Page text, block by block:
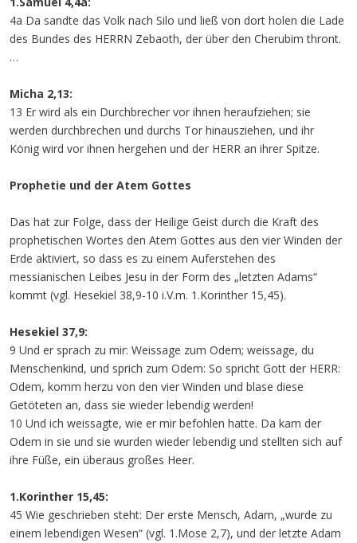
4a Da sandte das Volk nach Silo und ließ von dort holen die Lade
des Bundes des HERRN Zebaoth, der über den Cherubim thront.
…
Micha 2,13:
13 Er wird als ein Durchbrecher vor ihnen heraufziehen; sie
werden durchbrechen und durchs Tor hinausziehen, und ihr
König wird vor ihnen hergehen und der HERR an ihrer Spitze.
Prophetie und der Atem Gottes
Das hat zur Folge, dass der Heilige Geist durch die Kraft des
prophetischen Wortes den Atem Gottes aus den vier Winden der
Erde aktiviert, so dass es zu einem Auferstehen des
messianischen Leibes Jesu in der Form des „letzten Adams“
kommt (vgl. Hesekiel 38,9-10 i.V.m. 1.Korinther 15,45).
Hesekiel 37,9:
9 Und er sprach zu mir: Weissage zum Odem; weissage, du
Menschenkind, und sprich zum Odem: So spricht Gott der HERR:
Odem, komm herzu von den vier Winden und blase diese
Getöteten an, dass sie wieder lebendig werden!
10 Und ich weissagte, wie er mir befohlen hatte. Da kam der
Odem in sie und sie wurden wieder lebendig und stellten sich auf
ihre Füße, ein überaus großes Heer.
1.Korinther 15,45:
45 Wie geschrieben steht: Der erste Mensch, Adam, „wurde zu
einem lebendigen Wesen“ (vgl. 1.Mose 2,7), und der letzte Adam